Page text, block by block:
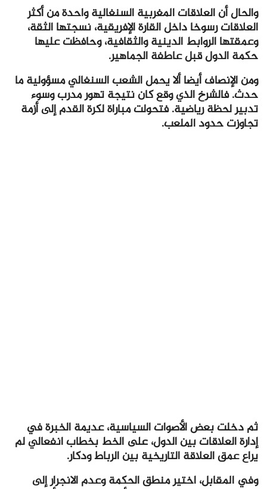
والحال أن العلاقات المغربية السنغالية واحدة من أكثر
العلاقات رسوخا داخل القارة الإفريقية، نسجتها الثقة،
وعمقتها الروابط الدينية والثقافية، وحافظت عليها
حكمة الدول قبل عاطفة الجماهير.
ومن الإنصاف أيضا ألا يحمل الشعب السنغالي مسؤولية ما
حدث. فالشرخ الذي وقع كان نتيجة تهور مدرب وسوء
تدبير لحظة رياضية. فتحولت مباراة لكرة القدم إلى أزمة
تجاوزت حدود الملعب.
ثم دخلت بعض الأصوات السياسية، عديمة الخبرة في
إدارة العلاقات بين الدول، على الخط بخطاب انفعالي لم
يراع عمق العلاقة التاريخية بين الرباط ودكار.
وفي المقابل، اختير منطق الحكمة وعدم الانجرار إلى